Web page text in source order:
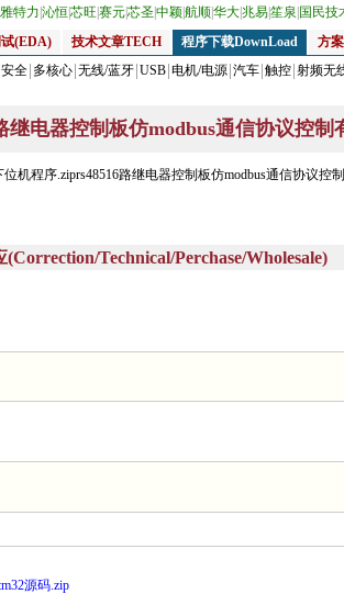
雅特力 沁恒芯旺 赛元芯圣 中颖航顺华大兆易笙泉 国民技
(EDA) 技术文章TECH 程序下载DownLoad 方
安全 多核心 无线/蓝牙 USB 电机/电源 汽车 触控 射频无
继电器控制板仿modbus通信协议控
机程序.ziprs48516路继电器控制板仿modbus通信协议控
Technical/Perchase/Wholesale)
源码.zip